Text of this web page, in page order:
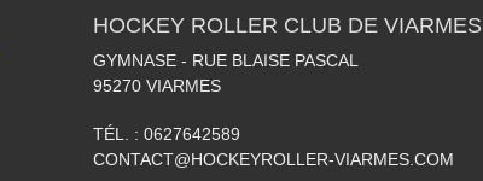
HOCKEY ROLLER CLUB DE VIARMES
GYMNASE - RUE BLAISE PASCAL
95270 VIARMES
TÉL. : 0627642589
CONTACT@HOCKEYROLLER-VIARMES.COM